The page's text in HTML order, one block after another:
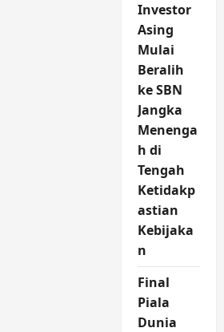
Investor
Asing
Mulai
Beralih
ke SBN
Jangka
Menenga
h di
Tengah
Ketidakp
astian
Kebijaka
n
Final
Piala
Dunia